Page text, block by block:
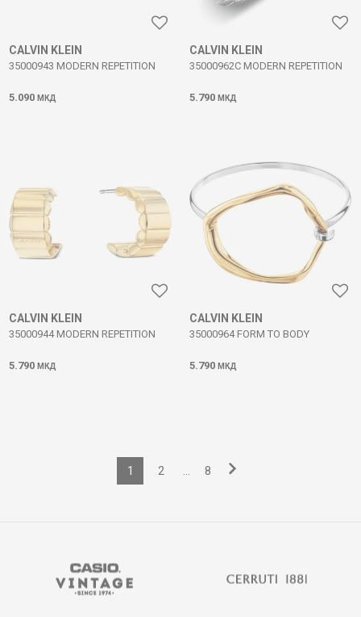
CALVIN KLEIN
35000943 MODERN REPETITION
5.090 МКД
CALVIN KLEIN
35000962C MODERN REPETITION
5.790 МКД
CALVIN KLEIN
35000944 MODERN REPETITION
5.790 МКД
CALVIN KLEIN
35000964 FORM TO BODY
5.790 МКД
1 2 ... 8